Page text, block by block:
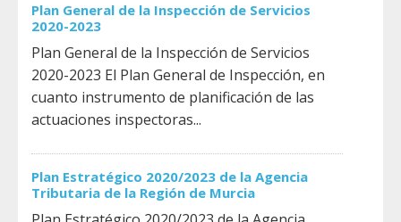
Plan General de la Inspección de Servicios
2020-2023
Plan General de la Inspección de Servicios
2020-2023 El Plan General de Inspección, en
cuanto instrumento de planificación de las
actuaciones inspectoras...
Plan Estratégico 2020/2023 de la Agencia
Tributaria de la Región de Murcia